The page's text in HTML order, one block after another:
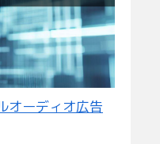
オーディオ広告